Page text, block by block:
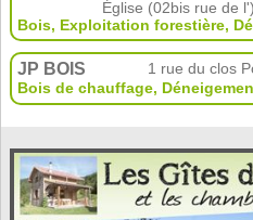
Église (02bis rue de
Bois, Exploitation forestière,
JP BOIS 1 rue du clos
Bois de chauffage,